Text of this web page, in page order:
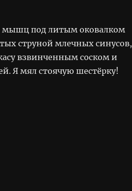
мышц под литым оковалком
струной млечных синусов,
взвинченным соском и
Я мял стоячую шестёрку!